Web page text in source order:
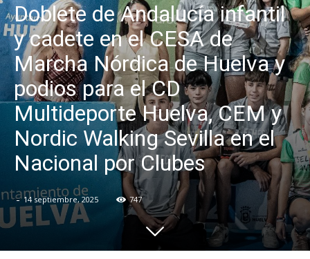
Doblete de Andalucía infantil
y cadete en el CESA de
Marcha Nórdica de Huelva y
podios para el CD
Multideporte Huelva, CEM y
Nordic Walking Sevilla en el
Nacional por Clubes
- 14 septiembre, 2025 747